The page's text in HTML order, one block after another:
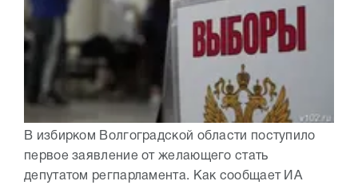
В избирком Волгоградской области поступило
первое заявление от желающего стать
депутатом регпарламента. Как сообщает ИА